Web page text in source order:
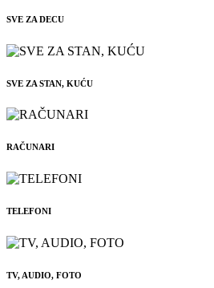
SVE ZA DECU
SVE ZA STAN, KUĆU
RAČUNARI
TELEFONI
TV, AUDIO, FOTO